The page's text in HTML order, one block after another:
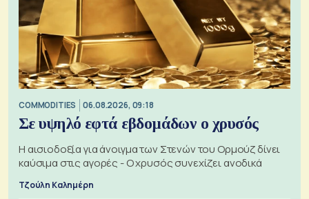
COMMODITIES 06.08.2026, 09:18
Σε υψηλό εφτά εβδομάδων ο χρυσός
Η αισιοδοξία για άνοιγμα των Στενών του Ορμούζ δίνει
καύσιμα στις αγορές - Ο χρυσός συνεχίζει ανοδικά
Τζούλη Καλημέρη